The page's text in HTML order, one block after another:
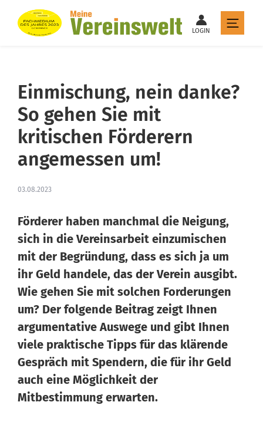
LOGIN
Einmischung, nein danke?
So gehen Sie mit
kritischen Förderern
angemessen um!
03.08.2023
Förderer haben manchmal die Neigung,
sich in die Vereinsarbeit einzumischen
mit der Begründung, dass es sich ja um
ihr Geld handele, das der Verein ausgibt.
Wie gehen Sie mit solchen Forderungen
um? Der folgende Beitrag zeigt Ihnen
argumentative Auswege und gibt Ihnen
viele praktische Tipps für das klärende
Gespräch mit Spendern, die für ihr Geld
auch eine Möglichkeit der
Mitbestimmung erwarten.
Wissen von Vero
Hallo, ich bin Vero Ihr digitaler Vereinshelfer in Meine
Vereinswelt. Ich gebe Ihnen schnell Antworten aus dem